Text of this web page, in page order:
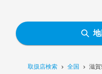
取扱店検索 全国 滋